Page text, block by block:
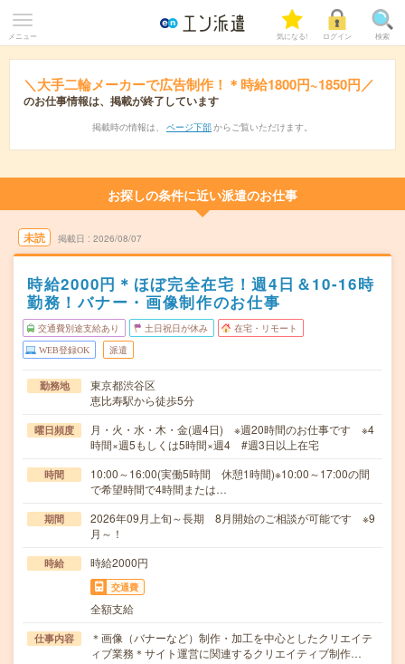
メニュー 気になる! ログイン 検索
＼大手二輪メーカーで広告制作！＊時給1800円~1850円／
のお仕事情報は、掲載が終了しています
掲載時の情報は、 ページ下部 からご覧いただけます。
お探しの条件に近い派遣のお仕事
未読 掲載日 2026/08/07
時給2000円＊ほぼ完全在宅！週4日＆10-16時
勤務！バナー・画像制作のお仕事
交通費別途支給あり 土日祝日が休み 在宅・リモート
WEB登録OK 派遣
勤務地
東京都渋谷区
恵比寿駅から徒歩5分
曜日頻度
月・火・水・木・金(週4日) ※週20時間のお仕事です ※4
時間×週5もしくは5時間×週4 #週3日以上在宅
時間
10:00～16:00(実働5時間 休憩1時間)※10:00～17:00の間
で希望時間で4時間または…
期間
2026年09月上旬～長期 8月開始のご相談が可能です ※9
月～！
時給 時給2000円
交通費
全額支給
仕事内容
＊画像（バナーなど）制作・加工を中心としたクリエイテ
ィブ業務＊サイト運営に関連するクリエイティブ制作…